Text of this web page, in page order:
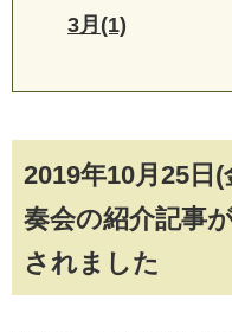
2019年10月25日
奏会の紹介記事
されました
3月(1)